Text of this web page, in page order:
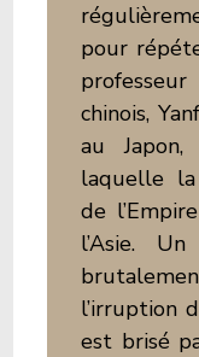
pour
chinois,
au
laquelle la
de
l’Asie.
l’irruption
est brisé